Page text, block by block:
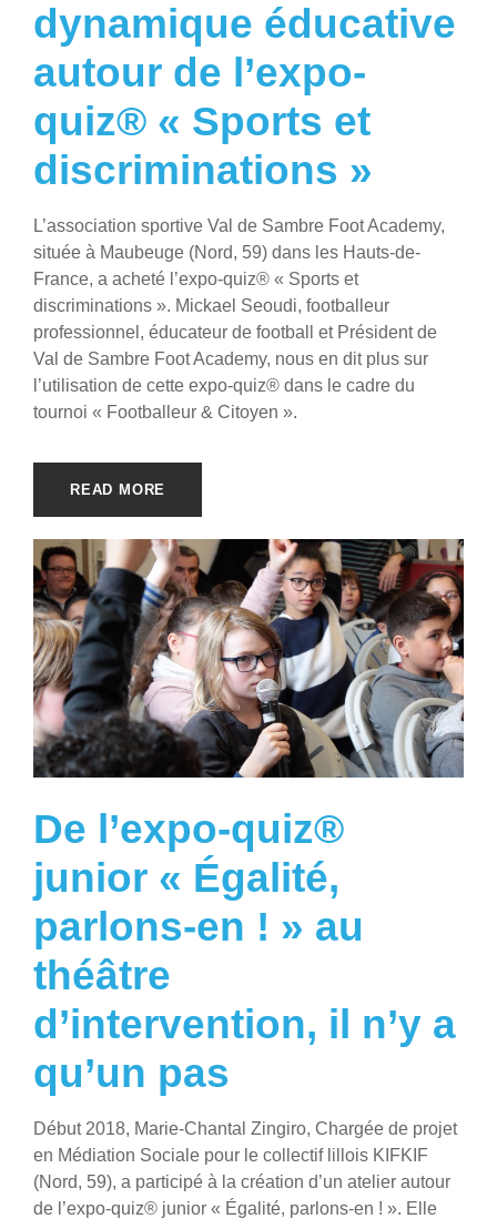
dynamique éducative
autour de l’expo-
quiz® « Sports et
discriminations »
L’association sportive Val de Sambre Foot Academy,
située à Maubeuge (Nord, 59) dans les Hauts-de-
France, a acheté l’expo-quiz® « Sports et
discriminations ». Mickael Seoudi, footballeur
professionnel, éducateur de football et Président de
Val de Sambre Foot Academy, nous en dit plus sur
l’utilisation de cette expo-quiz® dans le cadre du
tournoi « Footballeur & Citoyen ».
READ MORE
De l’expo-quiz®
junior « Égalité,
parlons-en ! » au
théâtre
d’intervention, il n’y a
qu’un pas
Début 2018, Marie-Chantal Zingiro, Chargée de projet
en Médiation Sociale pour le collectif lillois KIFKIF
(Nord, 59), a participé à la création d’un atelier autour
de l’expo-quiz® junior « Égalité, parlons-en ! ». Elle